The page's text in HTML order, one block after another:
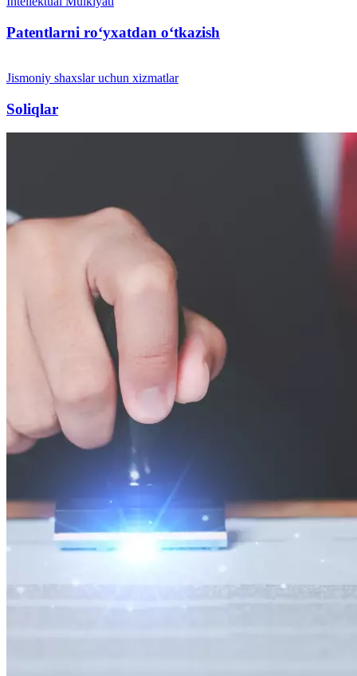
Patentlarni roʻyxatdan oʻtkazish
Jismoniy shaxslar uchun xizmatlar
Soliqlar